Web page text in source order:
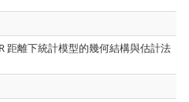
距離下統計模型的幾何結構與估計法